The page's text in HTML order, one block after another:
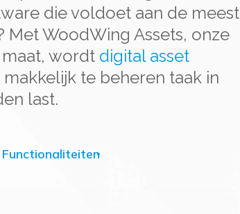
die voldoet aan de meest
Met WoodWing Assets, onze
wordt digital asset
makkelijk te beheren taak in
last.
Functionaliteiten